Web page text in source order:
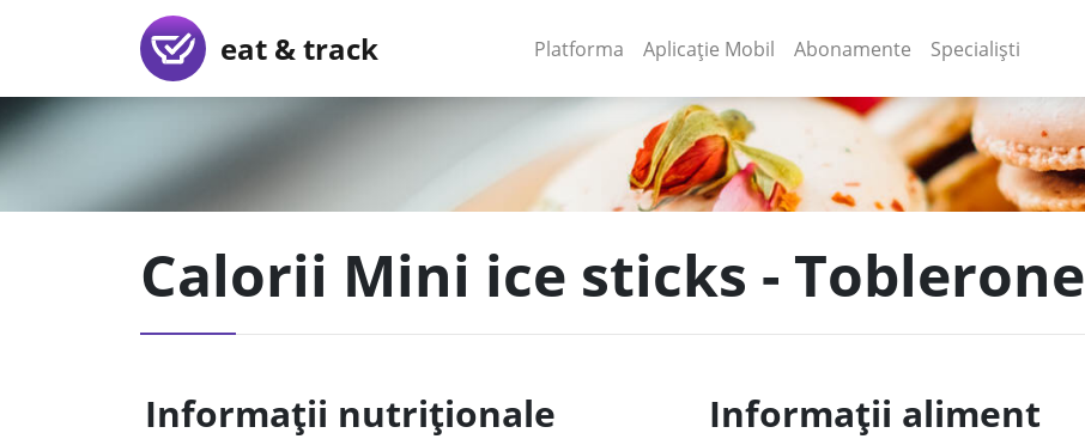
eat & track Platforma (current)
Aplicație Mobil (current)
Abonamente Specialiști
Calorii Mini ice sticks - Toblerone
Informații nutriționale Informații aliment